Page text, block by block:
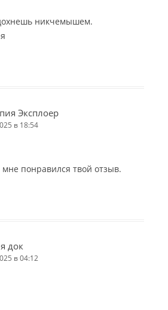
никчемышем.
Эксплоер
в 18:54
мне понравился твой отзыв.
док
в 04:12